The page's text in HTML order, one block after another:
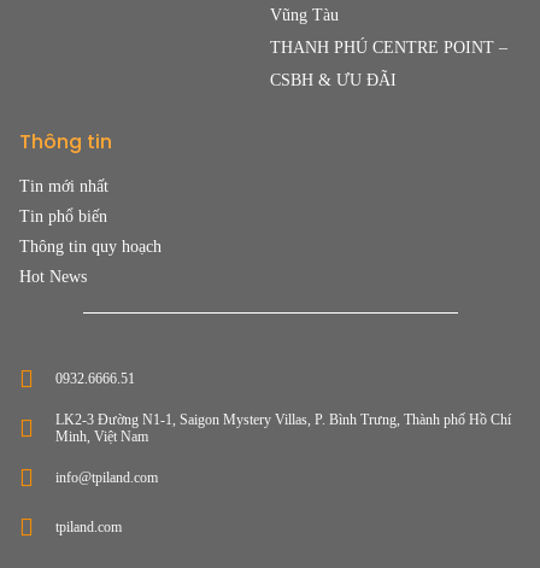
Vũng Tàu
THANH PHÚ CENTRE POINT –
CSBH & ƯU ĐÃI
Thông tin
Tin mới nhất
Tin phổ biến
Thông tin quy hoạch
Hot News
0932.6666.51
LK2-3 Đường N1-1, Saigon Mystery Villas, P. Bình Trưng, Thành phố Hồ Chí
Minh, Việt Nam
info@tpiland.com
tpiland.com